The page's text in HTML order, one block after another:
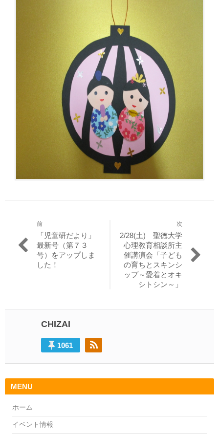
稿
前
過
去
の
投
「児童研だより」
最新号（第７３
号）をアップしま
した！
次
次
の
投
稿:
2/28(土) 聖徳大学
心理教育相談所主
催講演会「子ども
の育ちとスキンシ
ップ～愛着とオキ
シトシン～」
CHIZAI
1061
MENU
ホーム
イベント情報